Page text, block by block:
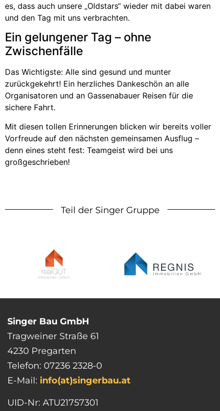
es, dass auch unsere „Oldstars“ wieder mit dabei waren
und den Tag mit uns verbrachten.
Ein gelungener Tag – ohne
Zwischenfälle
Das Wichtigste: Alle sind gesund und munter
zurückgekehrt! Ein herzliches Dankeschön an alle
Organisatoren und an Gassenabauer Reisen für die
sichere Fahrt.
Mit diesen tollen Erinnerungen blicken wir bereits voller
Vorfreude auf den nächsten gemeinsamen Ausflug –
denn eines steht fest: Teamgeist wird bei uns
großgeschrieben!
Teil der Singer Gruppe
Singer Bau GmbH
Tragweiner Straße 61
4230 Pregarten
Telefon: 07236 2328-0
E-Mail: info(at)singerbau.at
UID-Nr: ATU21757301